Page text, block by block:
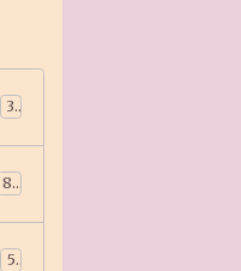
3
81
5